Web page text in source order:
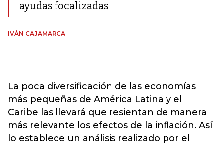
ayudas focalizadas
IVÁN CAJAMARCA
La poca diversificación de las economías
más pequeñas de América Latina y el
Caribe las llevará que resientan de manera
más relevante los efectos de la inflación. Así
lo establece un análisis realizado por el